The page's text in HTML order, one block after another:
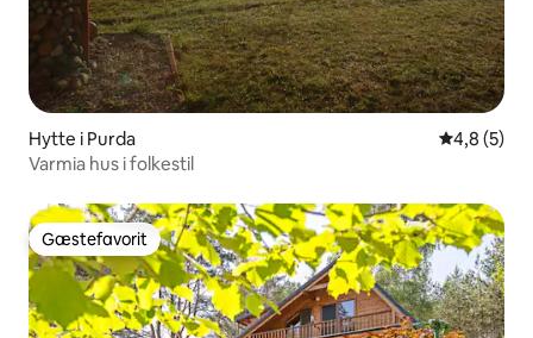
Hytte i Purda 4,8 ud af 5
4,8 (5)
Varmia hus i folkestil
Gæstefavorit
Gæstefavorit